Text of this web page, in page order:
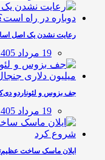
رعایت نشدن یک اصل
19 مرداد 1405
جف بزوس و لئوناردو
19 مرداد 1405
ایلان ماسک ساخت